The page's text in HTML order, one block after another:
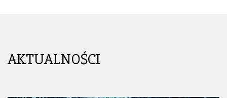
AKTUALNOŚCI